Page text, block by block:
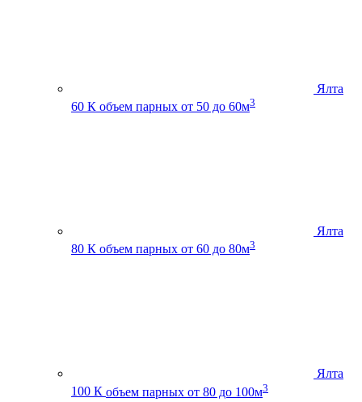
Ялта
60 К объем парных от 50 до 60м3
Ялта
80 К объем парных от 60 до 80м3
Ялта
100 К объем парных от 80 до 100м3